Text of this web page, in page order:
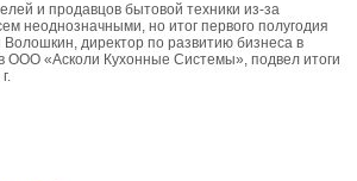
и продавцов бытовой техники из-за
неоднозначными, но итог первого полугодия
Волошкин, директор по развитию бизнеса в
ООО «Асколи Кухонные Системы», подвел итоги